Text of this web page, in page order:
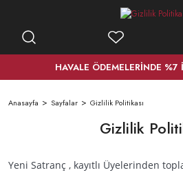
HAVALE ÖDEMELERİNDE %7
Anasayfa Sayfalar Gizlilik Politikası
Gizlilik
Yeni Satranç , kayıtlı Üyelerinden